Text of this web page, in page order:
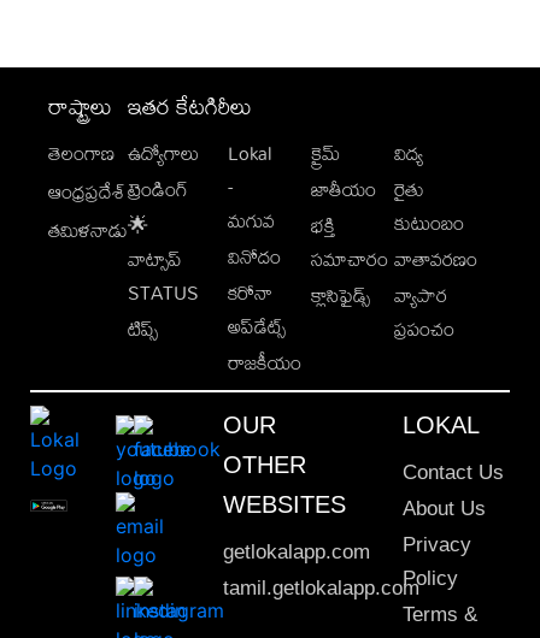
రాష్ట్రాలు
తెలంగాణ
ఆంధ్రప్రదేశ్
తమిళనాడు
ఇతర కేటగిరీలు
ఉద్యోగాలు
ట్రెండింగ్
🌟
వాట్సాప్
STATUS
టిప్స్
Lokal
-
మగువ
వినోదం
కరోనా
అప్‌డేట్స్
రాజకీయం
క్రైమ్
జాతీయం
భక్తి
సమాచారం
క్లాసిఫైడ్స్
విద్య
రైతు
కుటుంబం
వాతావరణం
వ్యాపార
ప్రపంచం
OUR
OTHER
WEBSITES
getlokalapp.com
tamil.getlokalapp.com
LOKAL
Contact Us
About Us
Privacy
Policy
Terms &